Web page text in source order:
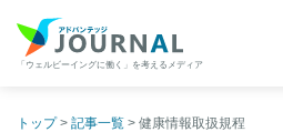
「ウェルビーイングに働く」を考えるメディア
トップ> 記事一覧 > 健康情報取扱規程